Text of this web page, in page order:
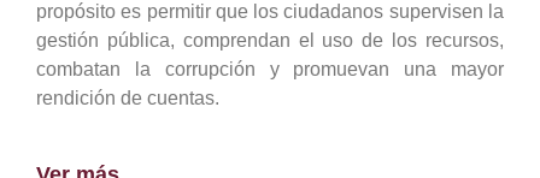
propósito es permitir que los ciudadanos supervisen la
gestión pública, comprendan el uso de los recursos,
combatan la corrupción y promuevan una mayor
rendición de cuentas.